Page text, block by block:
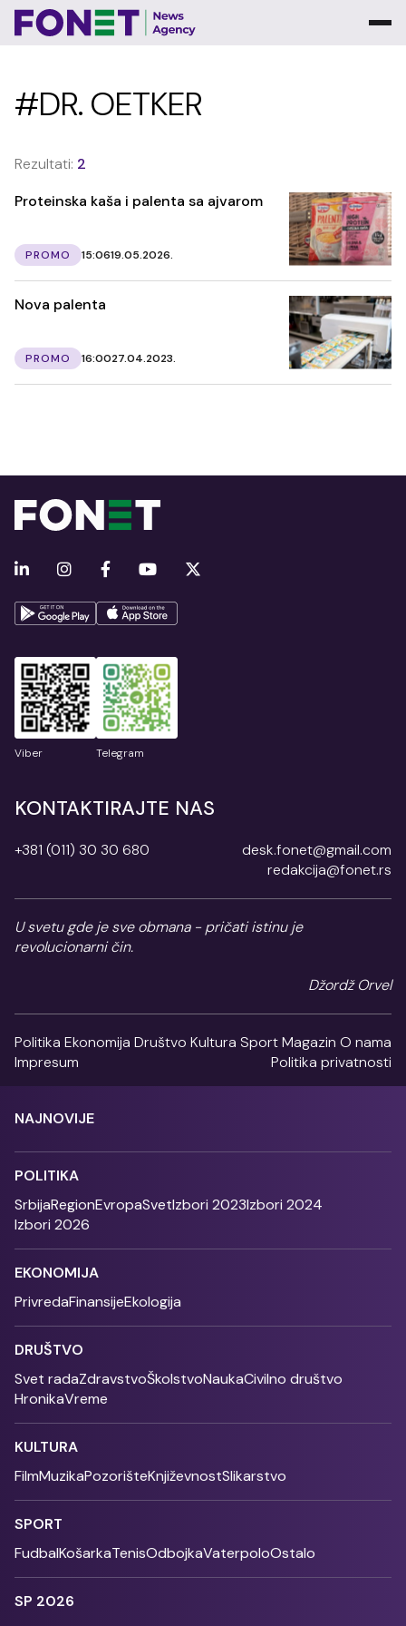
#DR. OETKER
Rezultati: 2
Proteinska kaša i palenta sa ajvarom
PROMO 15:0619.05.2026.
Nova palenta
PROMO 16:0027.04.2023.
Viber Telegram
KONTAKTIRAJTE NAS
+381 (011) 30 30 680
desk.fonet@gmail.com
redakcija@fonet.rs
U svetu gde je sve obmana - pričati istinu je
revolucionarni čin.
Džordž Orvel
Politika Ekonomija Društvo Kultura SportMagazin O nama
Impresum
Politika privatnosti
NAJNOVIJE
POLITIKA
SrbijaRegionEvropaSvetIzbori 2023Izbori 2024
Izbori 2026
EKONOMIJA
PrivredaFinansijeEkologija
DRUŠTVO
Svet radaZdravstvoŠkolstvoNaukaCivilno društvo
HronikaVreme
KULTURA
FilmMuzikaPozorišteKnjiževnostSlikarstvo
SPORT
FudbalKošarkaTenisOdbojkaVaterpoloOstalo
SP 2026